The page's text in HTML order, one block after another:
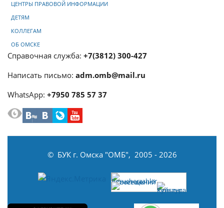
ЦЕНТРЫ ПРАВОВОЙ ИНФОРМАЦИИ
ДЕТЯМ
КОЛЛЕГАМ
ОБ ОМСКЕ
Справочная служба: +7(3812) 300-427
Написать письмо: adm.omb@mail.ru
WhatsApp: +7950 785 57 37
© БУК г. Омска "ОМБ", 2005 - 2026